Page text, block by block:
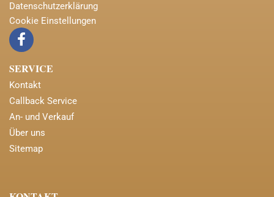
Datenschutzerklärung
Cookie Einstellungen
SERVICE
Kontakt
Callback Service
An- und Verkauf
Über uns
Sitemap